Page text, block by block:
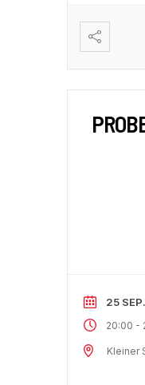
25 SEP.
20:00 -
Kleiner